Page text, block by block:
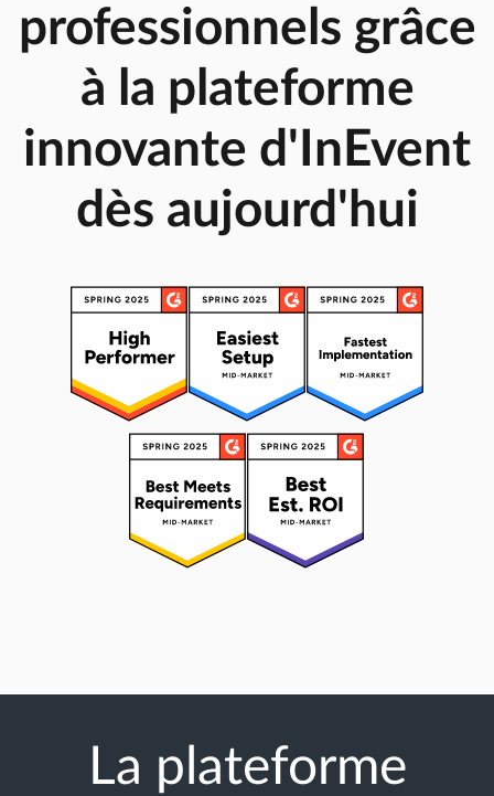
professionnels grâce
à la plateforme
innovante d'InEvent
dès aujourd'hui
La plateforme